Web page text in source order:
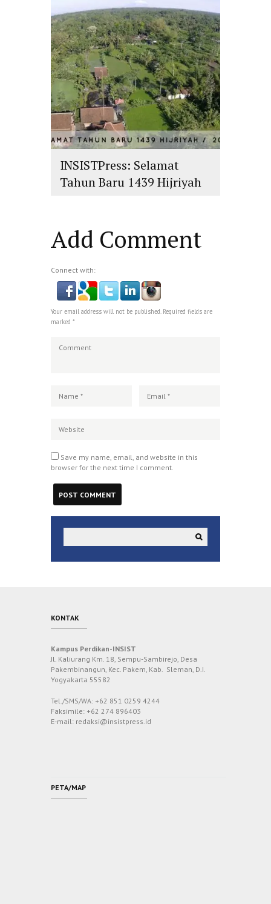
INSISTPress: Selamat
Tahun Baru 1439 Hijriyah
Add Comment
Connect with:
Your email address will not be published. Required fields are
marked *
Save my name, email, and website in this
browser for the next time I comment.
KONTAK
Kampus Perdikan-INSIST
Jl. Kaliurang Km. 18, Sempu-Sambirejo, Desa
Pakembinangun, Kec. Pakem, Kab. Sleman, D.I.
Yogyakarta 55582
Tel./SMS/WA: +62 851 0259 4244
Faksimile: +62 274 896403
E-mail: redaksi@insistpress.id
PETA/MAP